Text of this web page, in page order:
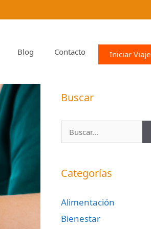
Blog Contacto Iniciar Viaje
Buscar
Categorías
Alimentación
Bienestar